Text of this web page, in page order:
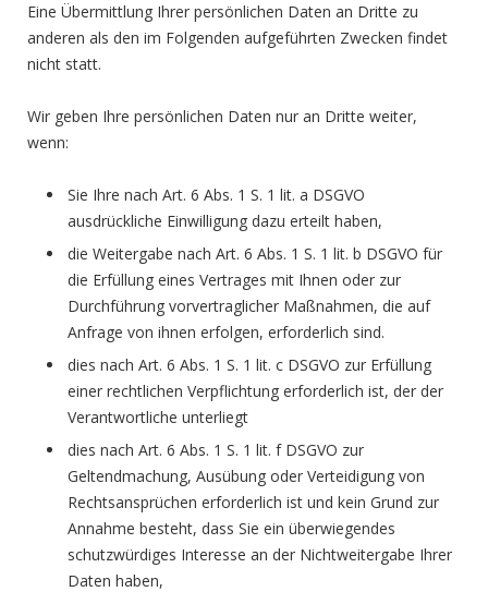
Eine Übermittlung Ihrer persönlichen Daten an Dritte zu
anderen als den im Folgenden aufgeführten Zwecken findet
nicht statt.
Wir geben Ihre persönlichen Daten nur an Dritte weiter,
wenn:
Sie Ihre nach Art. 6 Abs. 1 S. 1 lit. a DSGVO
ausdrückliche Einwilligung dazu erteilt haben,
die Weitergabe nach Art. 6 Abs. 1 S. 1 lit. b DSGVO für
die Erfüllung eines Vertrages mit Ihnen oder zur
Durchführung vorvertraglicher Maßnahmen, die auf
Anfrage von ihnen erfolgen, erforderlich sind.
dies nach Art. 6 Abs. 1 S. 1 lit. c DSGVO zur Erfüllung
einer rechtlichen Verpflichtung erforderlich ist, der der
Verantwortliche unterliegt
dies nach Art. 6 Abs. 1 S. 1 lit. f DSGVO zur
Geltendmachung, Ausübung oder Verteidigung von
Rechtsansprüchen erforderlich ist und kein Grund zur
Annahme besteht, dass Sie ein überwiegendes
schutzwürdiges Interesse an der Nichtweitergabe Ihrer
Daten haben,